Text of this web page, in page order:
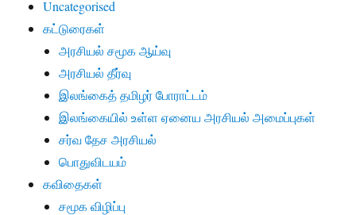
Uncategorised
கட்டுரைகள்
அரசியல் சமூக ஆய்வு
அரசியல் தீர்வு
இலங்கைத் தமிழர் போராட்டம்
இலங்கையில் உள்ள ஏனைய அரசியல் அமைப்புகள்
சர்வ தேச அரசியல்
பொதுவிடயம்
கவிதைகள்
சமூக விழிப்பு